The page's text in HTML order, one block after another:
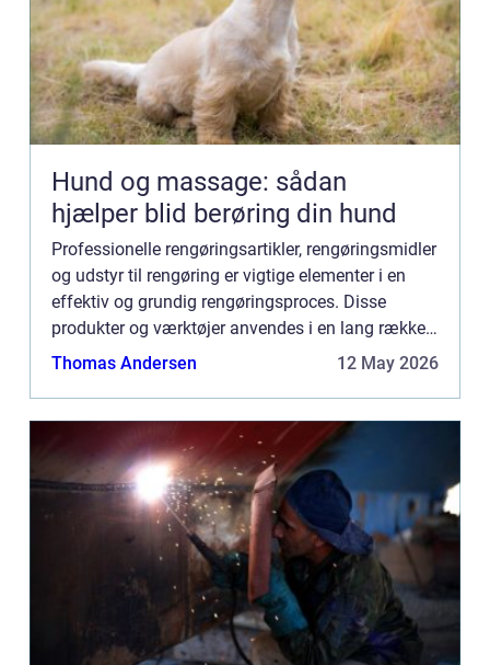
Hund og massage: sådan
hjælper blid berøring din hund
Professionelle rengøringsartikler, rengøringsmidler
og udstyr til rengøring er vigtige elementer i en
effektiv og grundig rengøringsproces. Disse
produkter og værktøjer anvendes i en lang række
forskellige miljøer, herunder kontorer, skoler,
Thomas Andersen 12 May 2026